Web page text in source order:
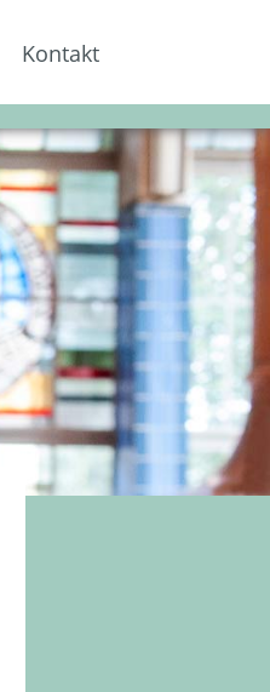
Kontakt